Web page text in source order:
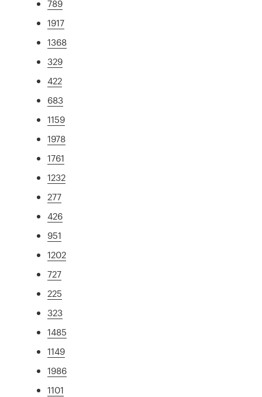
789
1917
1368
329
422
683
1159
1978
1761
1232
277
426
951
1202
727
225
323
1485
1149
1986
1101